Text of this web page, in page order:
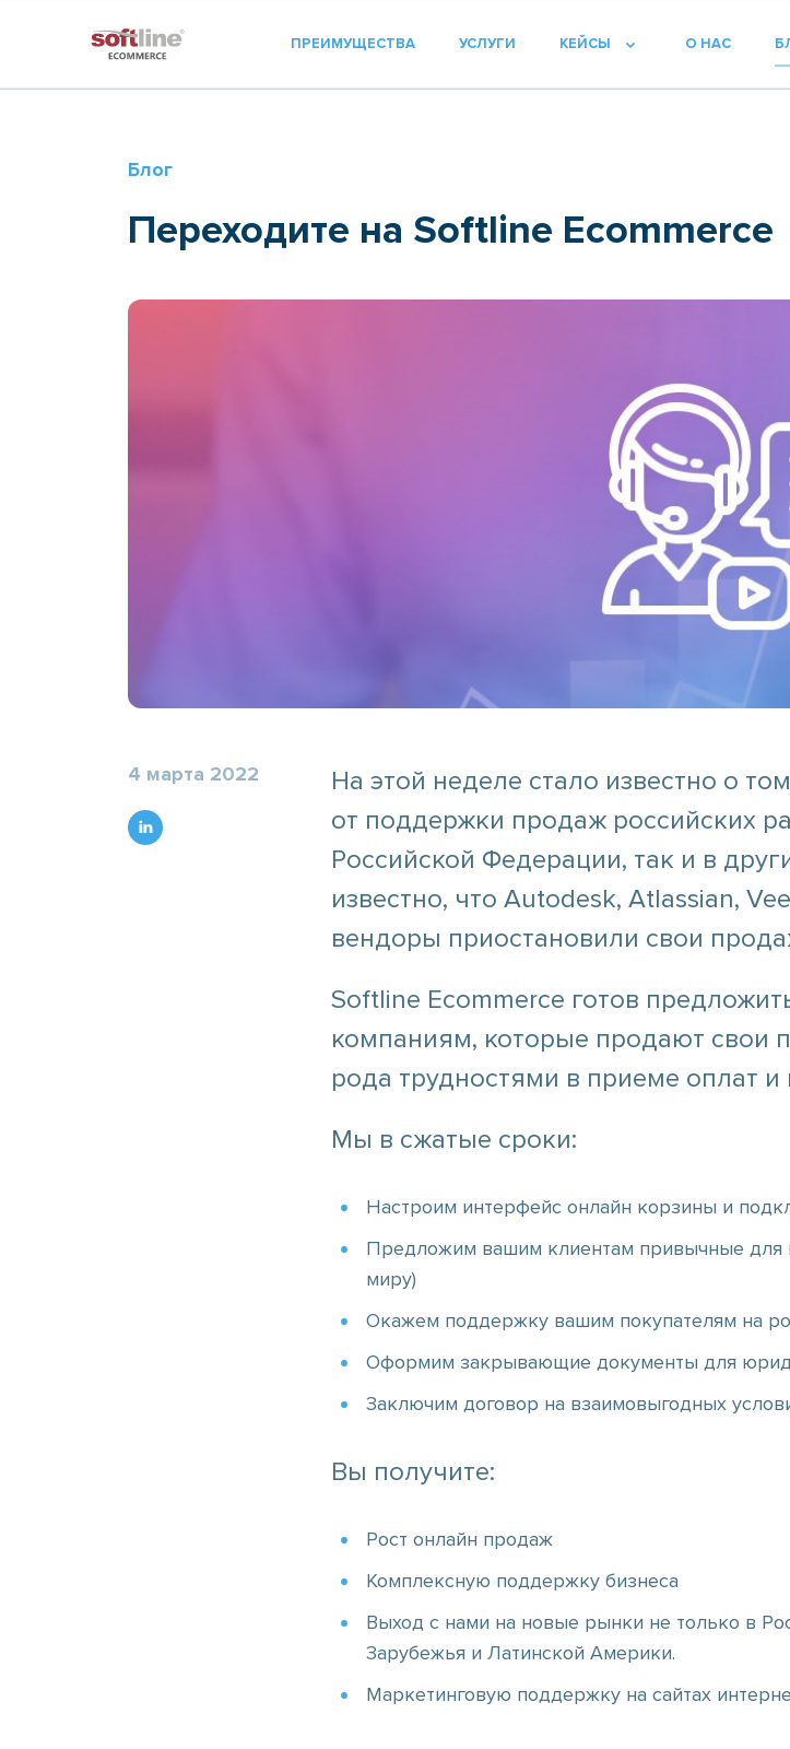
ПРЕИМУЩЕСТВА УСЛУГИ КЕЙСЫ О НАС
Блог
Переходите на Softline Ecommerce
4 марта 2022
На этой неделе стало известно о
от поддержки продаж российских
Российской Федерации, так и в
известно, что Autodesk, Atlassian,
вендоры приостановили свои
Softline Ecommerce готов
компаниям, которые продают свои
рода трудностями в приеме оплат
Мы в сжатые сроки:
Настроим интерфейс онлайн корзины и
Предложим вашим клиентам привычные для
миру)
Окажем поддержку вашим покупателям на
Оформим закрывающие документы для
Заключим договор на взаимовыгодных
Вы получите:
Рост онлайн продаж
Комплексную поддержку бизнеса
Выход с нами на новые рынки не только в
Зарубежья и Латинской Америки.
Маркетинговую поддержку на сайтах